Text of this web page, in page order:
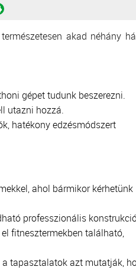
akad néhány
gépet tudunk beszerezni.
utazni hozzá.
hatékony edzésmódszert
ahol bármikor kérhetünk
professzionális
fitnesztermekben található,
tapasztalatok azt mutatják,